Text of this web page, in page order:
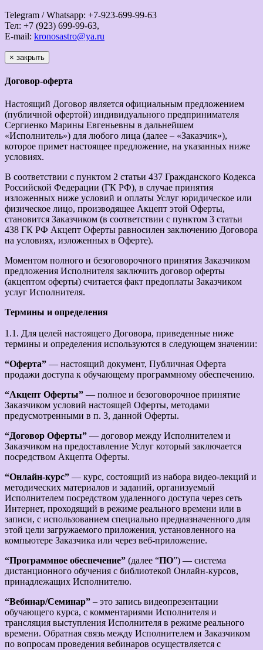
Telegram / Whatsapp: +7-923-699-99-63
Тел: +7 (923) 699-99-63,
E-mail: kronosastro@ya.ru
× закрыть
Договор-оферта
Настоящий Договор является официальным предложением
(публичной офертой) индивидуального предпринимателя
Сергиенко Марины Евгеньевны в дальнейшем
«Исполнитель») для любого лица (далее – «Заказчик»),
которое примет настоящее предложение, на указанных ниже
условиях.
В соответствии с пунктом 2 статьи 437 Гражданского Кодекса
Российской Федерации (ГК РФ), в случае принятия
изложенных ниже условий и оплаты Услуг юридическое или
физическое лицо, производящее Акцепт этой Оферты,
становится Заказчиком (в соответствии с пунктом 3 статьи
438 ГК РФ Акцепт Оферты равносилен заключению Договора
на условиях, изложенных в Оферте).
Моментом полного и безоговорочного принятия Заказчиком
предложения Исполнителя заключить договор оферты
(акцептом оферты) считается факт предоплаты Заказчиком
услуг Исполнителя.
Термины и определения
1.1. Для целей настоящего Договора, приведенные ниже
термины и определения используются в следующем значении:
“Оферта” — настоящий документ, Публичная Оферта
продажи доступа к обучающему программному обеспечению.
“Акцепт Оферты” — полное и безоговорочное принятие
Заказчиком условий настоящей Оферты, методами
предусмотренными в п. 3, данной Оферты.
“Договор Оферты” — договор между Исполнителем и
Заказчиком на предоставление Услуг который заключается
посредством Акцепта Оферты.
“Онлайн-курс” — курс, состоящий из набора видео-лекций и
методических материалов и заданий, организуемый
Исполнителем посредством удаленного доступа через сеть
Интернет, проходящий в режиме реального времени или в
записи, с использованием специально предназначенного для
этой цели загружаемого приложения, установленного на
компьютере Заказчика или через веб-приложение.
“Программное обеспечение” (далее “ПО”) — система
дистанционного обучения с библиотекой Онлайн-курсов,
принадлежащих Исполнителю.
“Вебинар/Семинар” – это запись видеопрезентации
обучающего курса, с комментариями Исполнителя и
трансляция выступления Исполнителя в режиме реального
времени. Обратная связь между Исполнителем и Заказчиком
по вопросам проведения вебинаров осуществляется с